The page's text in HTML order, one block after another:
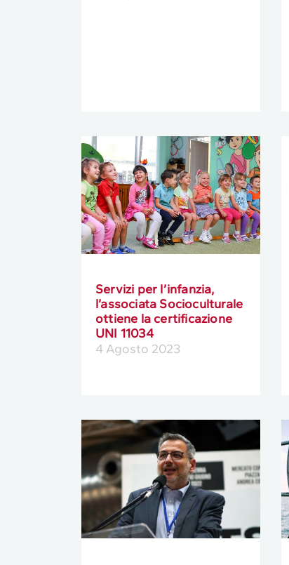
Servizi per l’infanzia,
l’associata Socioculturale
ottiene la certificazione
UNI 11034
4 Agosto 2023